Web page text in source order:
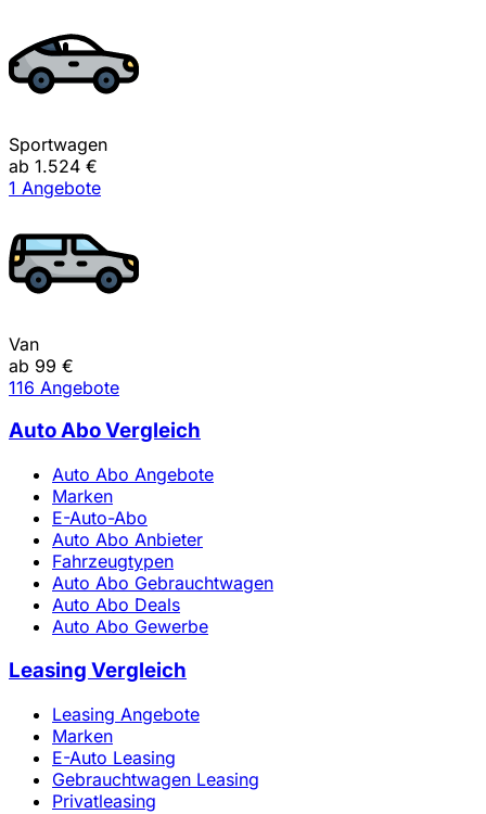
Sportwagen
ab 1.524 €
1 Angebote
Van
ab 99 €
116 Angebote
Auto Abo Vergleich
Auto Abo Angebote
Marken
E-Auto-Abo
Auto Abo Anbieter
Fahrzeugtypen
Auto Abo Gebrauchtwagen
Auto Abo Deals
Auto Abo Gewerbe
Leasing Vergleich
Leasing Angebote
Marken
E-Auto Leasing
Gebrauchtwagen Leasing
Privatleasing